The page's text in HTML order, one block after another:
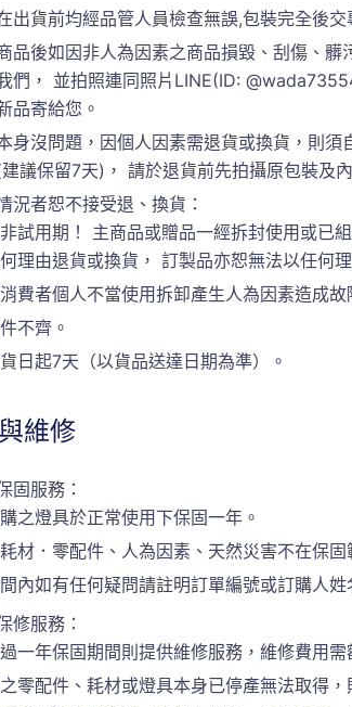
出貨前均經品管人員檢查無誤,包裝完全後交
品後如因非人為因素之商品損毀、刮傷、
們， 並拍照連同照片LINE(ID:
品寄給您。
身沒問題，因個人因素需退貨或換貨，則
議保留7天)， 請於退貨前先拍攝原包裝及
況者恕不接受退、換貨：
試用期！ 主商品或贈品一經拆封使用或已
理由退貨或換貨， 訂製品亦恕無法以任何
費者個人不當使用拆卸產生人為因素造成
不齊。
日起7天（以貨品送達日期為準）。
維修
固服務：
之燈具於正常使用下保固一年。
材．零配件、人為因素、天然災害不在保固
內如有任何疑問請註明訂單編號或訂購人
修服務：
一年保固期間則提供維修服務，維修費用需
零配件、耗材或燈具本身已停產無法取得，